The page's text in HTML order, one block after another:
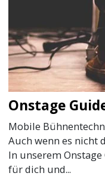
Onstage
Mobile
Auch wenn es nicht
In unserem
für dich und...